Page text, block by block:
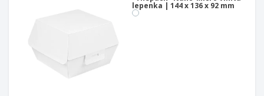
lepenka | 144 x 136 x 92 mm